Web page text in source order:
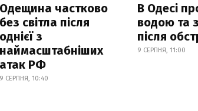
Одещина частково
без світла після
однієї з
наймасштабніших
атак РФ
9 СЕРПНЯ, 10:40
В Одесі
водою та
після
9 СЕРПНЯ, 11:00